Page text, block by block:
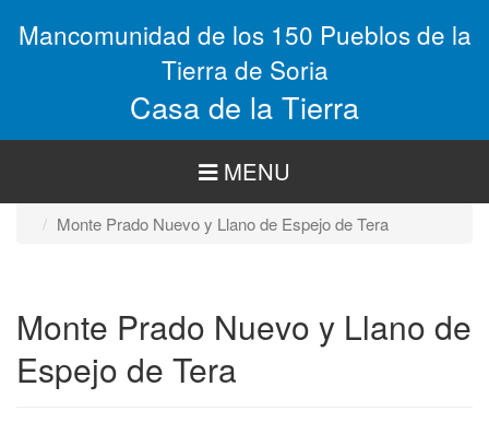
Mancomunidad de los 150 Pueblos de la
Tierra de Soria
Casa de la Tierra
MENU
Monte Prado Nuevo y Llano de Espejo de Tera
Monte Prado Nuevo y Llano de
Espejo de Tera